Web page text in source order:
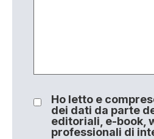
Ho letto e
dei dati da parte
editoriali, e-book,
professionali di